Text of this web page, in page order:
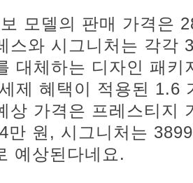
모델의 판매 가격은
스와 시그니처는 각각
대체하는 디자인 패키
제 혜택이 적용된 1.6
상 가격은 프레스티지
만 원, 시그니처는
예상된다네요.